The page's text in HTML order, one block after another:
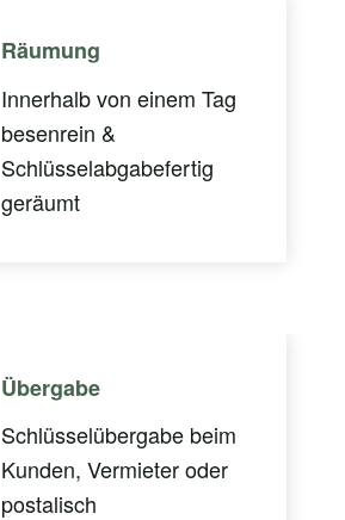
Räumung
Innerhalb von einem Tag
besenrein &
Schlüsselabgabefertig
geräumt
Übergabe
Schlüsselübergabe beim
Kunden, Vermieter oder
postalisch